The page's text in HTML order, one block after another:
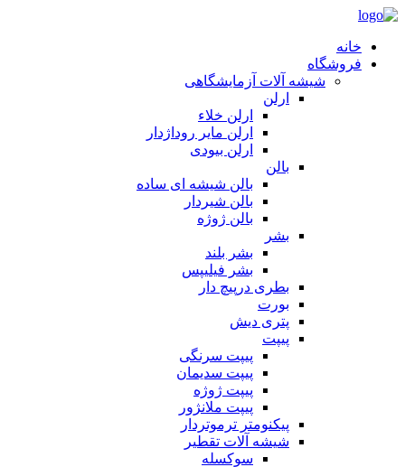
خانه
فروشگاه
شیشه آلات آزمایشگاهی
ارلن
ارلن خلاء
ارلن مایر روداژدار
ارلن بیودی
بالن
بالن شیشه ای ساده
بالن شیردار
بالن ژوژه
بشر
بشر بلند
بشر فیلیپس
بطری درپیچ دار
بورت
پتری دیش
پیپت
پیپت سرنگی
پیپت سدیمان
پیپت ژوژه
پیپت ملانژور
پیکنومتر ترموتردار
شیشه آلات تقطیر
سوکسله